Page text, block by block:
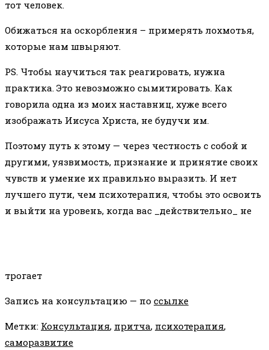
тот человек.
Обижаться на оскорбления – примерять лохмотья,
которые нам швыряют.
PS. Чтобы научиться так реагировать, нужна
практика. Это невозможно сымитировать. Как
говорила одна из моих наставниц, хуже всего
изображать Иисуса Христа, не будучи им.
Поэтому путь к этому — через честность с собой и
другими, уязвимость, признание и принятие своих
чувств и умение их правильно выразить. И нет
лучшего пути, чем психотерапия, чтобы это освоить
и выйти на уровень, когда вас _действительно_ не
трогает
Запись на консультацию — по ссылке
Метки: Консультация, притча, психотерапия,
саморазвитие